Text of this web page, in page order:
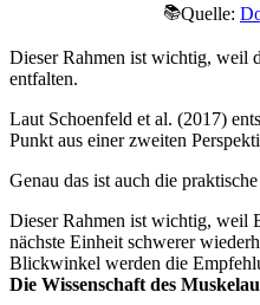
📚Quelle:
Dieser Rahmen ist wichtig, weil
entfalten.
Laut Schoenfeld et al. (2017)
Punkt aus einer zweiten
Genau das ist auch die
Dieser Rahmen ist wichtig, weil
nächste Einheit schwerer
Blickwinkel werden die
Die Wissenschaft des